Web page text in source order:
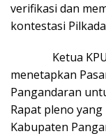
verifikasi dan
kontestasi
Ketua KPU
menetapkan
Pangandaran
Rapat pleno
Kabupaten